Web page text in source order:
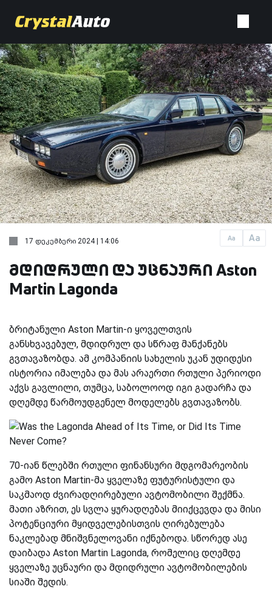
Aa Aa
17 დეკემბერი 2024 | 14:06
მდიდრული და უცნაური Aston
Martin Lagonda
ბრიტანული Aston Martin-ი ყოველთვის
განსხვავებულ, მდიდრულ და სწრაფ მანქანებს
გვთავაზობდა. ამ კომპანიის სახელის უკან უდიდესი
ისტორია იმალება და მას არაერთი რთული პერიოდი
აქვს გავლილი, თუმცა, საბოლოოდ იგი გადარჩა და
დღემდე წარმოუდგენელ მოდელებს გვთავაზობს.
70-იან წლებში რთული ფინანსური მდგომარეობის
გამო Aston Martin-მა ყველაზე ფუტურისტული და
საკმაოდ ძვირადღირებული ავტომობილი შექმნა.
მათი აზრით, ეს სვლა ყურადღებას მიიქცევდა და მისი
პოტენციური მყიდველებისთვის ღირებულება
ნაკლებად მნიშვნელოვანი იქნებოდა. სწორედ ასე
დაიბადა Aston Martin Lagonda, რომელიც დღემდე
ყველაზე უცნაური და მდიდრული ავტომობილების
სიაში შედის.